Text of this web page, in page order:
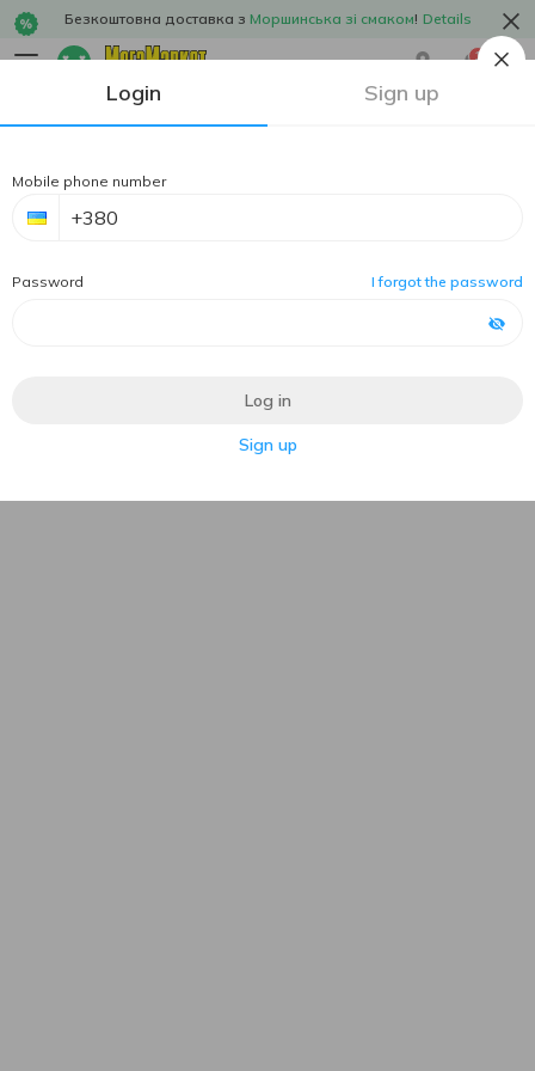
Безкоштовна доставка з Моршинська зі смаком! Details
1
Login Sign up
Mobile phone number
Password I forgot the password
Log in
Sign up